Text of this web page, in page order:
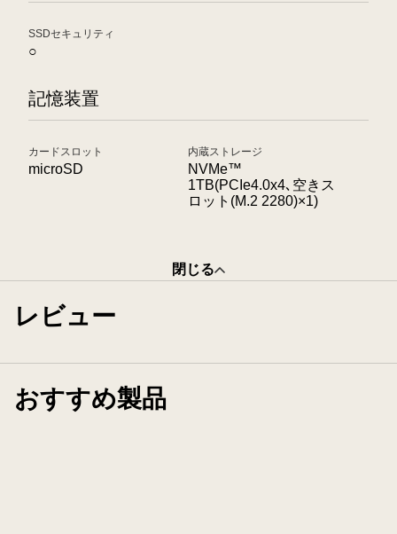
SSDセキュリティ
○
記憶装置
カードスロット
microSD
内蔵ストレージ
NVMe™
1TB(PCIe4.0x4､空きス
ロット(M.2 2280)×1)
閉じる
レビュー
おすすめ製品